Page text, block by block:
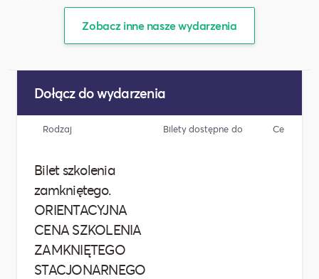
Zobacz inne nasze wydarzenia
Dołącz do wydarzenia
Rodzaj Bilety dostępne do Cena
Bilet szkolenia
zamkniętego.
ORIENTACYJNA
CENA SZKOLENIA
ZAMKNIĘTEGO
STACJONARNEGO